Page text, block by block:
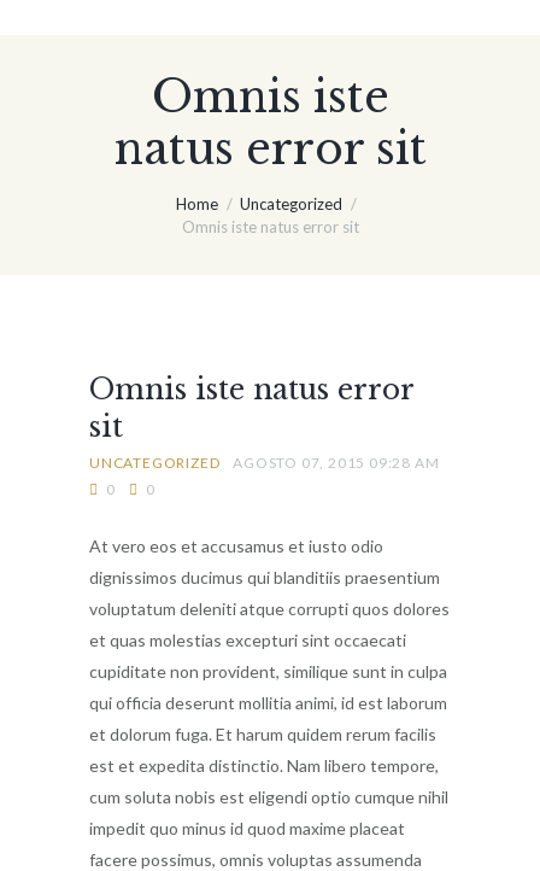
Omnis iste
natus error sit
Home
Uncategorized
Omnis iste natus error sit
Omnis iste natus error
sit
UNCATEGORIZED
AGOSTO 07, 2015 09:28 AM
0
0
At vero eos et accusamus et iusto odio
dignissimos ducimus qui blanditiis praesentium
voluptatum deleniti atque corrupti quos dolores
et quas molestias excepturi sint occaecati
cupiditate non provident, similique sunt in culpa
qui officia deserunt mollitia animi, id est laborum
et dolorum fuga. Et harum quidem rerum facilis
est et expedita distinctio. Nam libero tempore,
cum soluta nobis est eligendi optio cumque nihil
impedit quo minus id quod maxime placeat
facere possimus, omnis voluptas assumenda